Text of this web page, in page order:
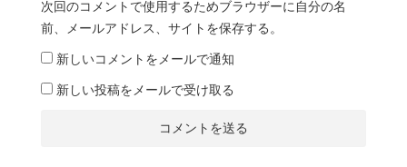
次回のコメントで使用するためブラウザーに自分の名
前、メールアドレス、サイトを保存する。
新しいコメントをメールで通知
新しい投稿をメールで受け取る